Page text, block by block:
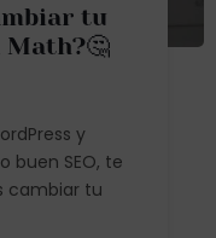
tu
Math?🤔
y
buen SEO, te
cambiar tu